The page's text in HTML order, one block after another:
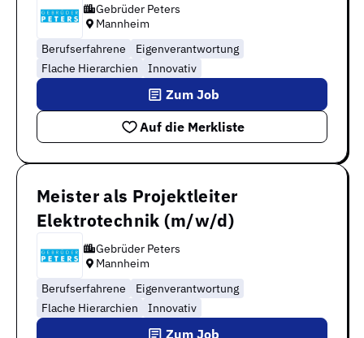
Gebrüder Peters
Mannheim
Berufserfahrene
Eigenverantwortung
Flache Hierarchien
Innovativ
Auf die Merkliste
Zum Job
Meister als Projektleiter
Elektrotechnik (m/w/d)
Gebrüder Peters
Mannheim
Berufserfahrene
Eigenverantwortung
Flache Hierarchien
Innovativ
Zum Job